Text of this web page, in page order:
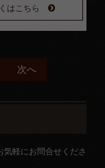
はこちら
次へ
軽にお問合せくださ